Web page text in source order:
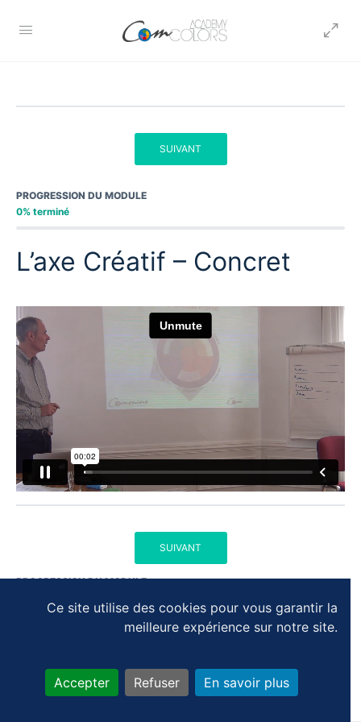
Ce site utilise des cookies pour vous garantir la
meilleure expérience sur notre site.
Accepter Refuser En savoir plus
PROGRESSION DU MODULE
0% terminé
SUIVANT
L’axe Créatif – Concret
PROGRESSION DU MODULE
SUIVANT